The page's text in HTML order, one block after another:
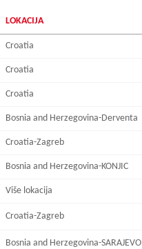
LOKACIJA
Croatia
Croatia
Croatia
Bosnia and Herzegovina-Derventa
Croatia-Zagreb
Bosnia and Herzegovina-KONJIC
Više lokacija
Croatia-Zagreb
Bosnia and Herzegovina-SARAJEVO